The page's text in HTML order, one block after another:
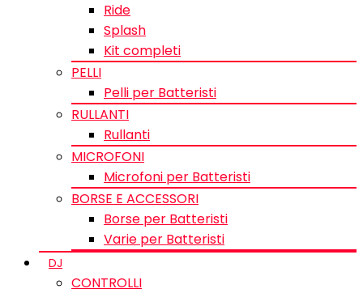
Ride
Splash
Kit completi
PELLI
Pelli per Batteristi
RULLANTI
Rullanti
MICROFONI
Microfoni per Batteristi
BORSE E ACCESSORI
Borse per Batteristi
Varie per Batteristi
DJ
CONTROLLI